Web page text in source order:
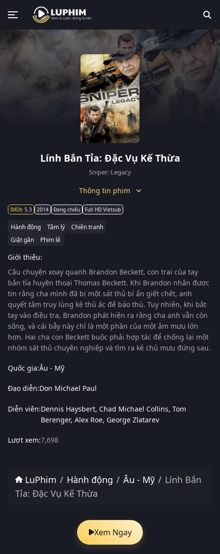
Lính Bắn Tỉa: Đặc Vụ Kế Thừa
Sniper: Legacy
Thông tin phim
5.3 2014 Đang chiếu Full HD Vietsub
Hành động Tâm lý
Chiến tranh
Giật gân
Phim lẻ
Giới thiệu:
Câu chuyện xoay quanh Brandon Beckett, con trai của tay
bắn tỉa huyền thoại Thomas Beckett. Khi Brandon nhận được
tin rằng cha mình đã bị một sát thủ bí ẩn giết chết, anh
quyết tâm truy lùng kẻ thủ ác để báo thù. Tuy nhiên, khi bắt
tay vào điều tra, Brandon phát hiện ra rằng cha anh vẫn còn
sống, và cái bẫy này chỉ là một phần của một âm mưu lớn
hơn. Hai cha con Beckett buộc phải hợp tác để chống lại một
nhóm sát thủ chuyên nghiệp và tìm ra kẻ chủ mưu đứng sau.
Quốc gia:Âu - Mỹ
Đạo diễn:Don Michael Paul
Diễn viên:Dennis Haysbert Chad Michael Collins Tom
Berenger Alex Roe George Zlatarev
Lượt xem:7,698
LuPhim Hành động Âu - Mỹ
Lính Bắn
Tỉa: Đặc Vụ Kế Thừa
Xem Ngay